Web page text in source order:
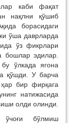
каби фақат
нақлни қўшиб
борасидаги
ўша даврларда
ўз фикрлари
бошлар эдилар.
ўлкада ягона
қўшди. У барча
бир фирқага
натижасида
олди олинди.
бўлмиш